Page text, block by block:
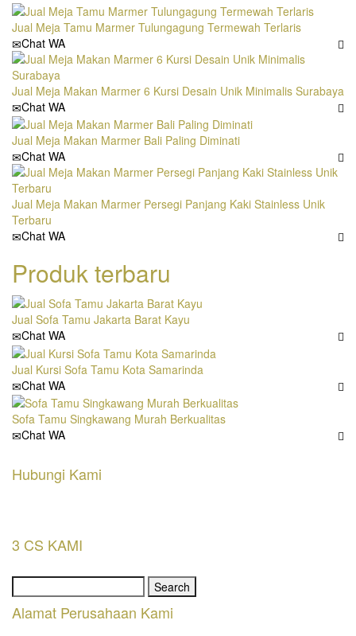
Jual Meja Tamu Marmer Tulungagung Termewah Terlaris
Chat WA
Jual Meja Makan Marmer 6 Kursi Desain Unik Minimalis Surabaya
Chat WA
Jual Meja Makan Marmer Bali Paling Diminati
Chat WA
Jual Meja Makan Marmer Persegi Panjang Kaki Stainless Unik
Terbaru
Chat WA
Produk terbaru
Jual Sofa Tamu Jakarta Barat Kayu
Chat WA
Jual Kursi Sofa Tamu Kota Samarinda
Chat WA
Sofa Tamu Singkawang Murah Berkualitas
Chat WA
Hubungi Kami
3 CS KAMI
Search
for:
Alamat Perusahaan Kami